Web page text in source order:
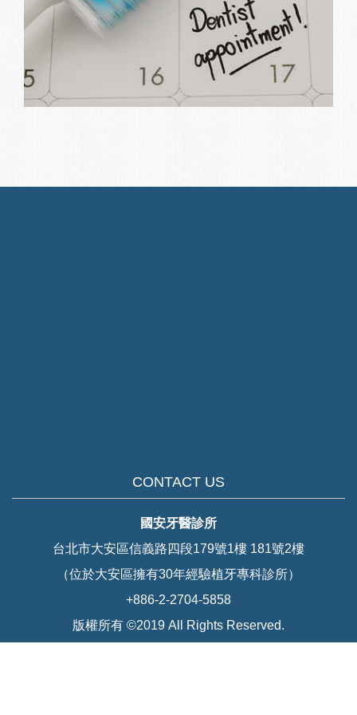
CONTACT US
國安牙醫診所
台北市大安區信義路四段179號1樓 181號2樓
（位於大安區擁有30年經驗植牙專科診所）
+886-2-2704-5858
版權所有 ©2019 All Rights Reserved.